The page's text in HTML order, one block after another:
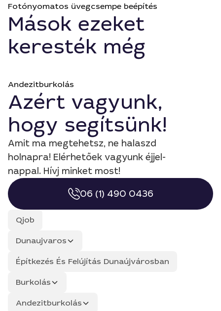
Fotónyomatos üvegcsempe beépítés
Mások ezeket
keresték még
Andezitburkolás
Azért vagyunk,
hogy segítsünk!
Amit ma megtehetsz, ne halaszd
holnapra! Elérhetőek vagyunk éjjel-
nappal. Hívj minket most!
06 (1) 490 0436
Qjob
Dunaujvaros
Építkezés És Felújítás Dunaújvárosban
Burkolás
Andezitburkolás